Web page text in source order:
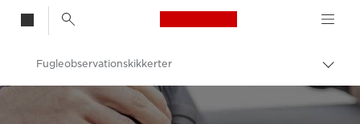
Canon Logo, back
Skift
Fugleobservationskikkerter